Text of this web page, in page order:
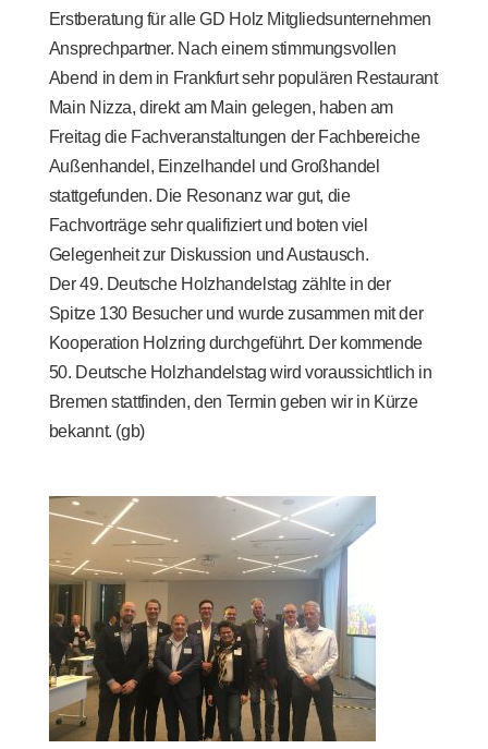
Erstberatung für alle GD Holz Mitgliedsunternehmen
Ansprechpartner. Nach einem stimmungsvollen
Abend in dem in Frankfurt sehr populären Restaurant
Main Nizza, direkt am Main gelegen, haben am
Freitag die Fachveranstaltungen der Fachbereiche
Außenhandel, Einzelhandel und Großhandel
stattgefunden. Die Resonanz war gut, die
Fachvorträge sehr qualifiziert und boten viel
Gelegenheit zur Diskussion und Austausch.
Der 49. Deutsche Holzhandelstag zählte in der
Spitze 130 Besucher und wurde zusammen mit der
Kooperation Holzring durchgeführt. Der kommende
50. Deutsche Holzhandelstag wird voraussichtlich in
Bremen stattfinden, den Termin geben wir in Kürze
bekannt. (gb)